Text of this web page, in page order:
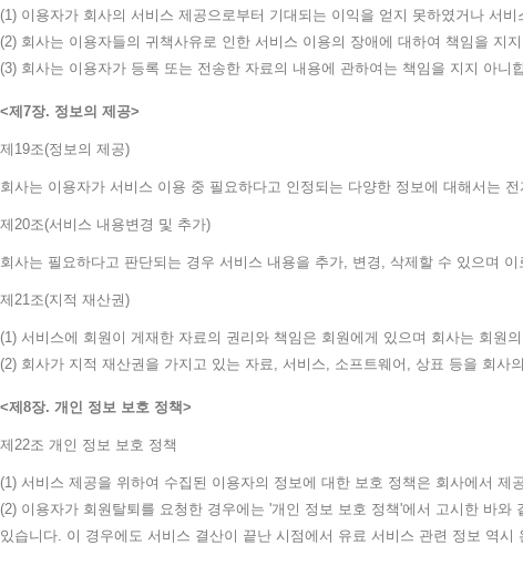
(1) 이용자가 회사의 서비스 제공으로부터 기대되는 이익을 얻지 못하였거나 서
(2) 회사는 이용자들의 귀책사유로 인한 서비스 이용의 장애에 대하여 책임을 지
(3) 회사는 이용자가 등록 또는 전송한 자료의 내용에 관하여는 책임을 지지 아니
제7장. 정보의 제공
제19조(정보의 제공)
회사는 이용자가 서비스 이용 중 필요하다고 인정되는 다양한 정보에 대해서는
제20조(서비스 내용변경 및 추가)
회사는 필요하다고 판단되는 경우 서비스 내용을 추가, 변경, 삭제할 수 있으며
제21조(지적 재산권)
(1) 서비스에 회원이 게재한 자료의 권리와 책임은 회원에게 있으며 회사는 회
(2) 회사가 지적 재산권을 가지고 있는 자료, 서비스, 소프트웨어, 상표 등을 회
제8장. 개인 정보 보호 정책
제22조 개인 정보 보호 정책
(1) 서비스 제공을 위하여 수집된 이용자의 정보에 대한 보호 정책은 회사에서
(2) 이용자가 회원탈퇴를 요청한 경우에는 '개인 정보 보호 정책'에서 고시한 바
있습니다. 이 경우에도 서비스 결산이 끝난 시점에서 유료 서비스 관련 정보 역시